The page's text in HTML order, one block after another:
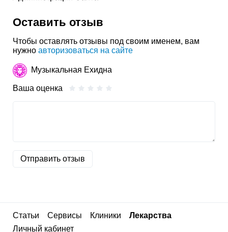
Оставить отзыв
Чтобы оставлять отзывы под своим именем, вам
нужно авторизоваться на сайте
Музыкальная Ехидна
Ваша оценка
Отправить отзыв
Статьи Сервисы Клиники
Лекарства
Личный кабинет